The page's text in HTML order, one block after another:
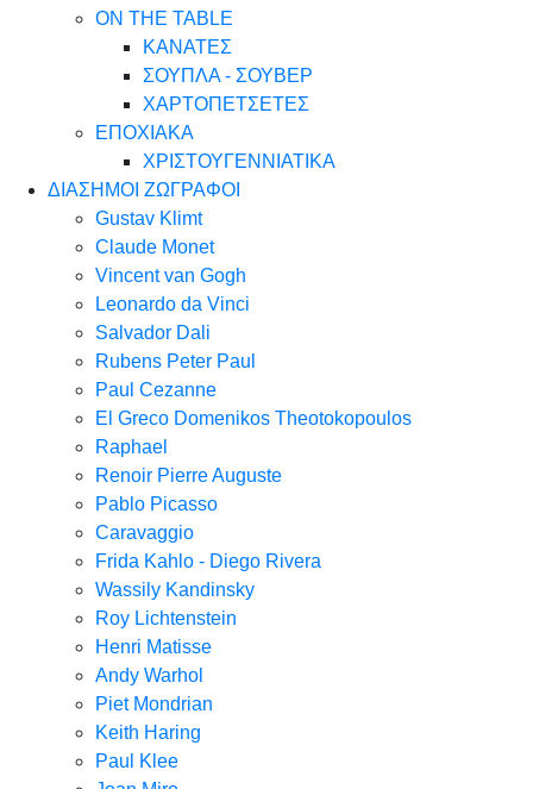
ON THE TABLE
ΚΑΝΑΤΕΣ
ΣΟΥΠΛΑ - ΣΟΥΒΕΡ
ΧΑΡΤΟΠΕΤΣΕΤΕΣ
ΕΠΟΧΙΑΚΑ
ΧΡΙΣΤΟΥΓΕΝΝΙΑΤΙΚΑ
ΔΙΑΣΗΜΟΙ ΖΩΓΡΑΦΟΙ
Gustav Klimt
Claude Monet
Vincent van Gogh
Leonardo da Vinci
Salvador Dali
Rubens Peter Paul
Paul Cezanne
El Greco Domenikos Theotokopoulos
Raphael
Renoir Pierre Auguste
Pablo Picasso
Caravaggio
Frida Kahlo - Diego Rivera
Wassily Kandinsky
Roy Lichtenstein
Henri Matisse
Andy Warhol
Piet Mondrian
Keith Haring
Paul Klee